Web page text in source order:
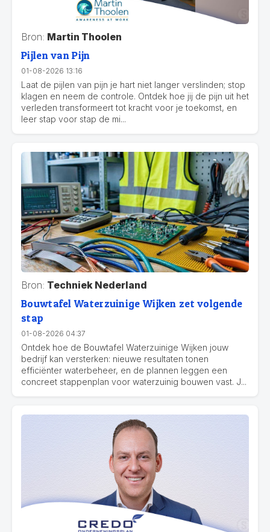
Bron: Martin Thoolen
Pijlen van Pijn
01-08-2026 13:16
Laat de pijlen van pijn je hart niet langer verslinden; stop
klagen en neem de controle. Ontdek hoe jij de pijn uit het
verleden transformeert tot kracht voor je toekomst, en
leer stap voor stap de mi...
Bron: Techniek Nederland
Bouwtafel Waterzuinige Wijken zet volgende
stap
01-08-2026 04:37
Ontdek hoe de Bouwtafel Waterzuinige Wijken jouw
bedrijf kan versterken: nieuwe resultaten tonen
efficiënter waterbeheer, en de plannen leggen een
concreet stappenplan voor waterzuinig bouwen vast. J...